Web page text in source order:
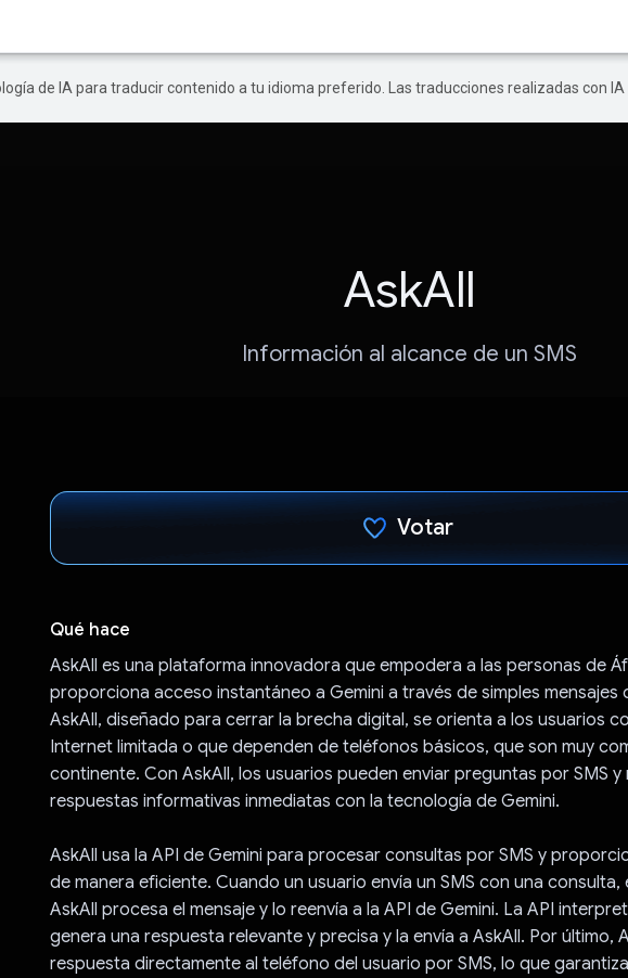
de IA para traducir contenido a tu idioma preferido. Las traducciones realizadas con
AskAll
Información al alcance de un SMS
Votar
Qué hace
AskAll es una plataforma innovadora que empodera a las personas de
proporciona acceso instantáneo a Gemini a través de simples mensajes
AskAll, diseñado para cerrar la brecha digital, se orienta a los usuarios
Internet limitada o que dependen de teléfonos básicos, que son muy
continente. Con AskAll, los usuarios pueden enviar preguntas por SMS y
respuestas informativas inmediatas con la tecnología de Gemini.
AskAll usa la API de Gemini para procesar consultas por SMS y
de manera eficiente. Cuando un usuario envía un SMS con una consulta,
AskAll procesa el mensaje y lo reenvía a la API de Gemini. La API
genera una respuesta relevante y precisa y la envía a AskAll. Por último,
respuesta directamente al teléfono del usuario por SMS, lo que